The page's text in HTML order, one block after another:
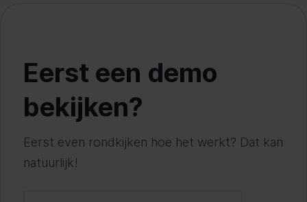
Eerst een demo
bekijken?
Eerst even rondkijken hoe het werkt? Dat kan
natuurlijk!